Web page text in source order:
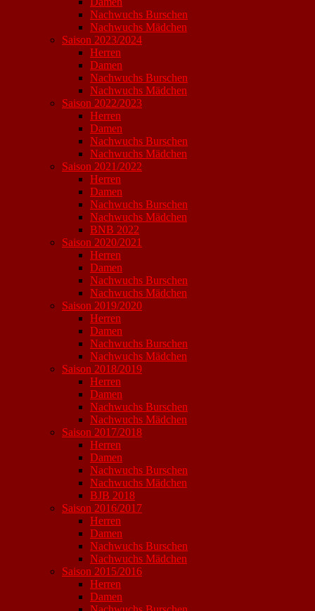
Nachwuchs Burschen
Nachwuchs Mädchen
Saison 2023/2024
Herren
Damen
Nachwuchs Burschen
Nachwuchs Mädchen
Saison 2022/2023
Herren
Damen
Nachwuchs Burschen
Nachwuchs Mädchen
Saison 2021/2022
Herren
Damen
Nachwuchs Burschen
Nachwuchs Mädchen
BNB 2022
Saison 2020/2021
Herren
Damen
Nachwuchs Burschen
Nachwuchs Mädchen
Saison 2019/2020
Herren
Damen
Nachwuchs Burschen
Nachwuchs Mädchen
Saison 2018/2019
Herren
Damen
Nachwuchs Burschen
Nachwuchs Mädchen
Saison 2017/2018
Herren
Damen
Nachwuchs Burschen
Nachwuchs Mädchen
BJB 2018
Saison 2016/2017
Herren
Damen
Nachwuchs Burschen
Nachwuchs Mädchen
Saison 2015/2016
Herren
Damen